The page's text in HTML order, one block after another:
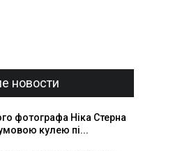
новости
фотографа Ніка Стерна
кулею пі...